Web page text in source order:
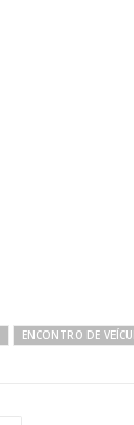
ENCONTRO DE